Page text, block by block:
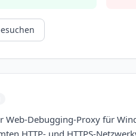
Web-Debugging-Proxy für